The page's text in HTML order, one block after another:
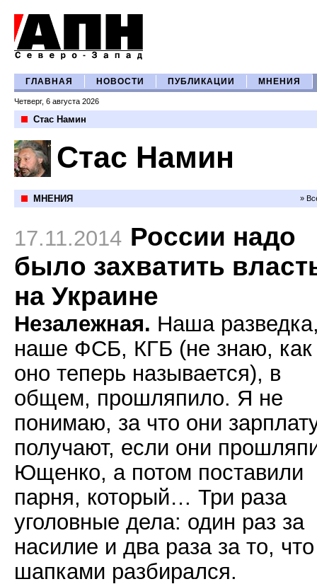
ГЛАВНАЯ НОВОСТИ ПУБЛИКАЦИИ МНЕНИЯ
Четверг, 6 августа 2026
Стас Намин
Стас Намин
МНЕНИЯ »
17.11.2014 России надо
было захватить
на Украине
Незалежная. Наша
наше ФСБ, КГБ (не знаю, как
оно теперь называется), в
общем, прошляпило. Я не
понимаю, за что они
получают, если они
Ющенко, а потом поставили
парня, который… Три раза
уголовные дела: один раз за
насилие и два раза за то,
шапками разбирался.